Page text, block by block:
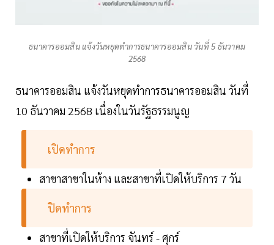
ธนาคารออมสิน แจ้งวันหยุดทำการธนาคารออมสิน วันที่ 5 ธันวาคม
2568
ธนาคารออมสิน แจ้งวันหยุดทำการธนาคารออมสิน วันที่
10 ธันวาคม 2568 เนื่องในวันรัฐธรรมนูญ
เปิดทำการ
สาขาสาขาในห้าง และสาขาที่เปิดให้บริการ 7 วัน
ปิดทำการ
สาขาที่เปิดให้บริการ จันทร์ - ศุกร์